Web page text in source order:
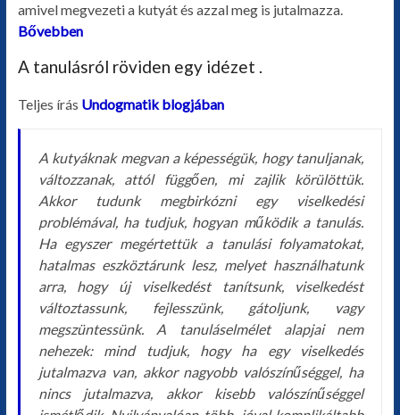
amivel megvezeti a kutyát és azzal meg is jutalmazza.
Bővebben
A tanulásról röviden egy idézet .
Teljes írás Undogmatik blogjában
A kutyáknak megvan a képességük, hogy tanuljanak,
változzanak, attól függően, mi zajlik körülöttük.
Akkor tudunk megbirkózni egy viselkedési
problémával, ha tudjuk, hogyan működik a tanulás.
Ha egyszer megértettük a tanulási folyamatokat,
hatalmas eszköztárunk lesz, melyet használhatunk
arra, hogy új viselkedést tanítsunk, viselkedést
változtassunk, fejlesszünk, gátoljunk, vagy
megszüntessünk. A tanuláselmélet alapjai nem
nehezek: mind tudjuk, hogy ha egy viselkedés
jutalmazva van, akkor nagyobb valószínűséggel, ha
nincs jutalmazva, akkor kisebb valószínűséggel